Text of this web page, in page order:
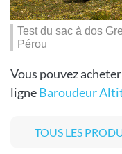
Test du sac à dos
Pérou
Vous pouvez
ligneBaroudeur
TOUS LES